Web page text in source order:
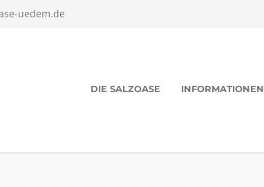
uedem.de
DIE SALZOASE INFORMATIONEN